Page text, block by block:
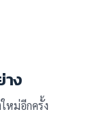
ง
หม่อีกครั้ง